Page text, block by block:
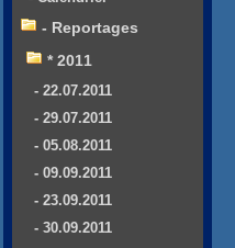
- Reportages
* 2011
- 22.07.2011
- 29.07.2011
- 05.08.2011
- 09.09.2011
- 23.09.2011
- 30.09.2011